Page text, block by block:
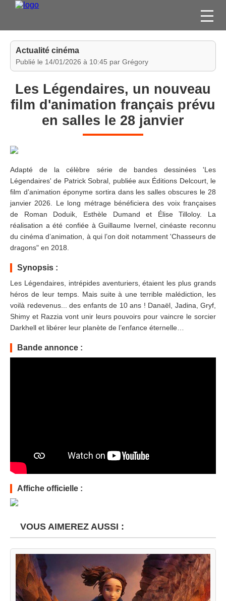
FILMS
JEUX VIDÉO
CONCOURS
MEMBRE
Actualité cinéma
Publié le 14/01/2026 à 10:45 par Grégory
Les Légendaires, un nouveau
film d'animation français prévu
en salles le 28 janvier
Adapté de la célèbre série de bandes dessinées 'Les
Légendaires' de Patrick Sobral, publiée aux Éditions Delcourt, le
film d’animation éponyme sortira dans les salles obscures le 28
janvier 2026. Le long métrage bénéficiera des voix françaises
de Roman Doduik, Esthèle Dumand et Élise Tilloloy. La
réalisation a été confiée à Guillaume Ivernel, cinéaste reconnu
du cinéma d’animation, à qui l’on doit notamment 'Chasseurs de
dragons" en 2018.
Synopsis :
Les Légendaires, intrépides aventuriers, étaient les plus grands
héros de leur temps. Mais suite à une terrible malédiction, les
voilà redevenus... des enfants de 10 ans ! Danaël, Jadina, Gryf,
Shimy et Razzia vont unir leurs pouvoirs pour vaincre le sorcier
Darkhell et libérer leur planète de l’enfance éternelle…
Bande annonce :
Affiche officielle :
VOUS AIMEREZ AUSSI :